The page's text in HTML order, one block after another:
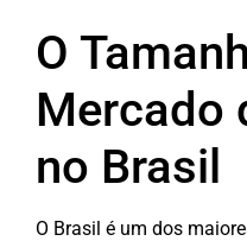
O
Mercado
no Brasil
O Brasil é um dos